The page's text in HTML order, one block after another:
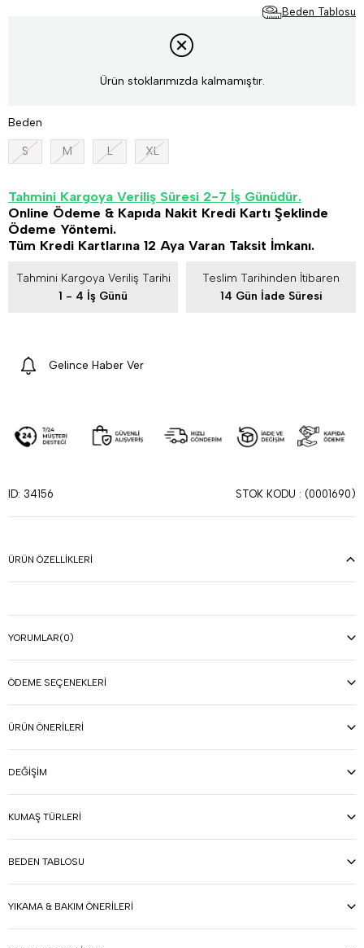
Beden Tablosu
Ürün stoklarımızda kalmamıştır.
Beden
S M L XL
Tahmini Kargoya Veriliş Süresi 2-7 İş Günüdür.
Online Ödeme & Kapıda Nakit Kredi Kartı Şeklinde
Ödeme Yöntemi.
Tüm Kredi Kartlarına 12 Aya Varan Taksit İmkanı.
Tahmini Kargoya Veriliş Tarihi
1 - 4 İş Günü
Teslim Tarihinden İtibaren
14 Gün İade Süresi
Gelince Haber Ver
ID: 34156 STOK KODU (0001690)
ÜRÜN ÖZELLIKLERI
YORUMLAR(0)
ÖDEME SEÇENEKLERI
ÜRÜN ÖNERILERI
DEĞIŞIM
KUMAŞ TÜRLERI
BEDEN TABLOSU
YIKAMA & BAKIM ÖNERILERI